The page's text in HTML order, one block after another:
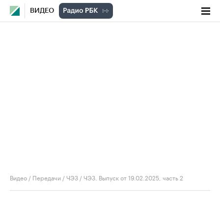
ВИДЕО
Видео / Передачи /ЧЭЗ /ЧЭЗ. Выпуск от 19.02.2025, часть 2